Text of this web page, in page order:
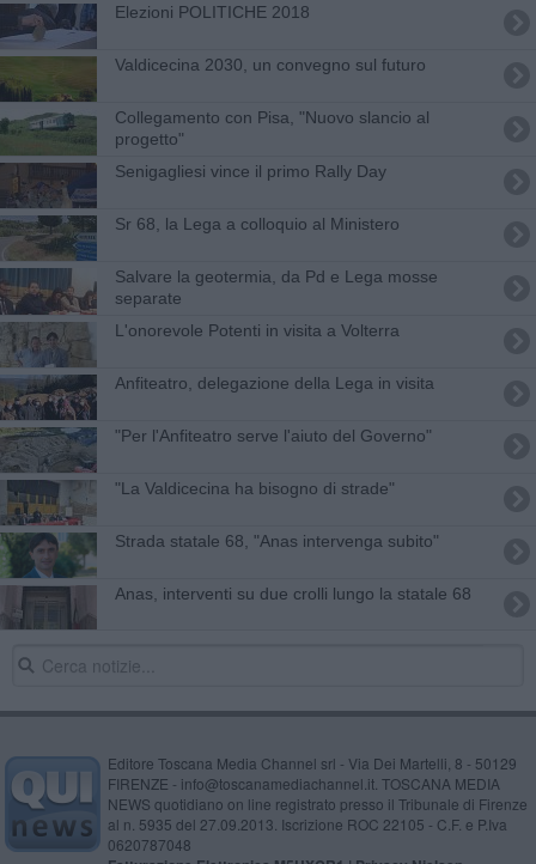
Elezioni POLITICHE 2018
Valdicecina 2030, un convegno sul futuro
Collegamento con Pisa, "Nuovo slancio al
progetto"
Senigagliesi vince il primo Rally Day
Sr 68, la Lega a colloquio al Ministero
Salvare la geotermia, da Pd e Lega mosse
separate
L'onorevole Potenti in visita a Volterra
Anfiteatro, delegazione della Lega in visita
"Per l'Anfiteatro serve l'aiuto del Governo"
"La Valdicecina ha bisogno di strade"
Strada statale 68, "Anas intervenga subito"
Anas, interventi su due crolli lungo la statale 68
Editore Toscana Media Channel srl - Via Dei Martelli, 8 - 50129
FIRENZE - info@toscanamediachannel.it. TOSCANA MEDIA
NEWS quotidiano on line registrato presso il Tribunale di Firenze
al n. 5935 del 27.09.2013. Iscrizione ROC 22105 - C.F. e P.Iva
0620787048